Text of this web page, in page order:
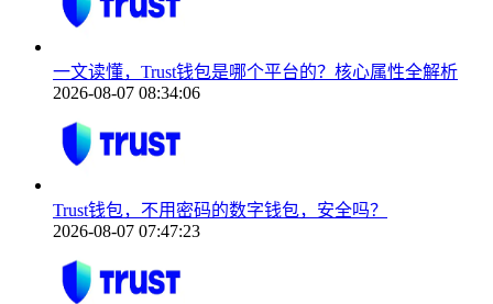
一文读懂，Trust钱包是哪个平台的？核心属性全解析
2026-08-07 08:34:06
Trust钱包，不用密码的数字钱包，安全吗？
2026-08-07 07:47:23